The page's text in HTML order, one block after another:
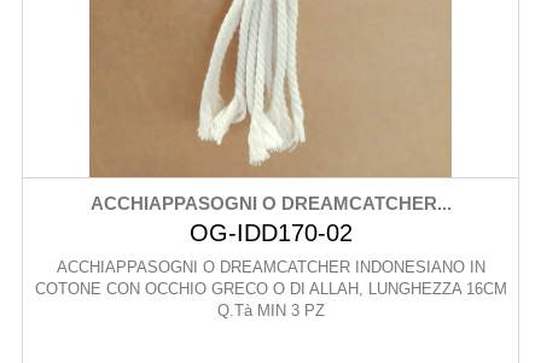
ACCHIAPPASOGNI O DREAMCATCHER...
OG-IDD170-02
ACCHIAPPASOGNI O DREAMCATCHER INDONESIANO IN
COTONE CON OCCHIO GRECO O DI ALLAH, LUNGHEZZA 16CM
Q.Tà MIN 3 PZ